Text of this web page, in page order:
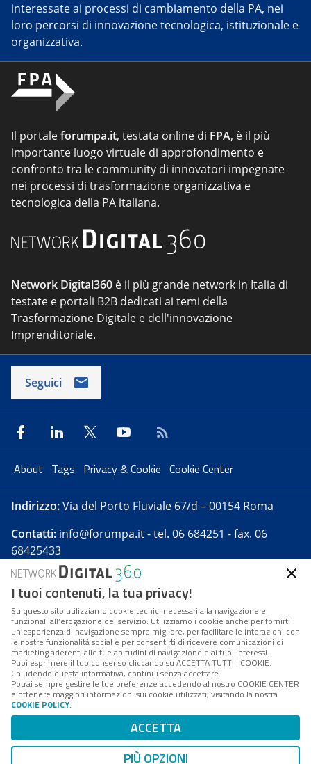
interessate ai processi di cambiamento della PA, nei
loro percorsi di innovazione tecnologica, istituzionale e
organizzativa.
Il portaleforumpa.it, testata online di FPA, è il più
importante luogo virtuale di approfondimento e
confronto tra le community di innovatori impegnate
nei processi di trasformazione organizzativa e
tecnologica della PA italiana.
Network Digital360 è il più grande network in Italia di
testate e portali B2B dedicati ai temi della
Trasformazione Digitale e dell'innovazione
Imprenditoriale.
Seguici
About Tags Privacy & Cookie Cookie Center
Indirizzo:Via del Porto Fluviale 67/d – 00154 Roma
Contatti: info@forumpa.it- tel. 06 684251 - fax. 06
68425433
Forumpa.itè una pubblicazione telematica iscritta
presso Registro della stampa del Tribunale di Roma -
Reg. n. 182 del 2 maggio 2008 - Direttore resp. Michela
Stentella
FPA s.r.l. è società soggetta a Direzione e
Coordinamento da parte di Digital360 S.p.A. - FPA s.r.l.
è un'azienda certificata per il sistema di management
Codice Fiscale/Partita IVA n. 10693191008 - R.E.A. Roma
n. 1249791. ISP AWS
Mappa del sito
I tuoi contenuti, la tua privacy!
Su questo sito utilizziamo cookie tecnici necessari alla navigazione e
funzionali all’erogazione del servizio. Utilizziamo i cookie anche per fornirti
un’esperienza di navigazione sempre migliore, per facilitare le interazioni con
le nostre funzionalità social e per consentirti di ricevere comunicazioni di
marketing aderenti alle tue abitudini di navigazione e ai tuoi interessi.
Puoi esprimere il tuo consenso cliccando su ACCETTA TUTTI I COOKIE.
Chiudendo questa informativa, continui senza accettare.
Potrai sempre gestire le tue preferenze accedendo al nostro COOKIE CENTER
e ottenere maggiori informazioni sui cookie utilizzati, visitando la nostra
COOKIE POLICY.
ACCETTA
PIÙ OPZIONI